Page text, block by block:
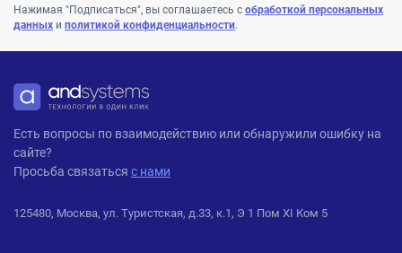
Нажимая "Подписаться", вы соглашаетесь с обработкой персональных
данных и политикой конфиденциальности.
ANDPRO
Есть вопросы по взаимодействию или обнаружили ошибку на
сайте?
Просьба связаться с нами
125480, Москва, ул. Туристская, д.33, к.1, Э 1 Пом XI Ком 5